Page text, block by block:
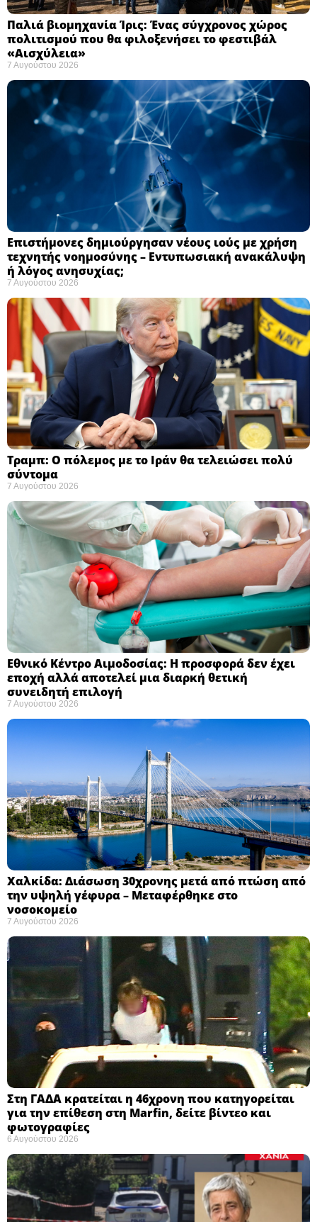
Παλιά βιομηχανία Ίρις: Ένας σύγχρονος χώρος
πολιτισμού που θα φιλοξενήσει το φεστιβάλ
«Αισχύλεια» ​
7 Αυγούστου 2026
Επιστήμονες δημιούργησαν νέους ιούς με χρήση
τεχνητής νοημοσύνης – Εντυπωσιακή ανακάλυψη
ή λόγος ανησυχίας; ​
7 Αυγούστου 2026
Τραμπ: Ο πόλεμος με το Ιράν θα τελειώσει πολύ
σύντομα ​
7 Αυγούστου 2026
Εθνικό Κέντρο Αιμοδοσίας: H προσφορά δεν έχει
εποχή αλλά αποτελεί μια διαρκή θετική
συνειδητή επιλογή ​
7 Αυγούστου 2026
Χαλκίδα: Διάσωση 30χρονης μετά από πτώση από
την υψηλή γέφυρα – Μεταφέρθηκε στο
νοσοκομείο ​
7 Αυγούστου 2026
Στη ΓΑΔΑ κρατείται η 46χρονη που κατηγορείται
για την επίθεση στη Marfin, δείτε βίντεο και
φωτογραφίες
6 Αυγούστου 2026